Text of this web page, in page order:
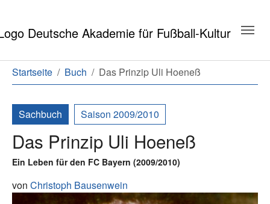
Sie sind hier:
Startseite Buch Das Prinzip Uli Hoeneß
Sachbuch Saison 2009/2010
Das Prinzip Uli Hoeneß
Ein Leben für den FC Bayern (2009/2010)
von Christoph Bausenwein